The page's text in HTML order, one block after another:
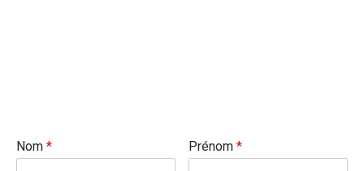
Nom * Prénom*